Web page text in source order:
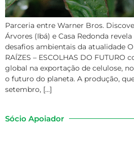
Parceria entre Warner Bros.
Árvores (Ibá) e Casa Redonda
desafios ambientais da atualidade
RAÍZES – ESCOLHAS DO FUTURO
global na exportação de celulose,
o futuro do planeta. A produção,
setembro, […]
Sócio Apoiador